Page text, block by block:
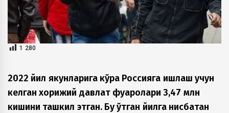
1 280
2022 йил якунларига кўра Россияга ишлаш учун
келган хорижий давлат фуқаролари 3,47 млн
кишини ташкил этган. Бу ўтган йилга нисбатан